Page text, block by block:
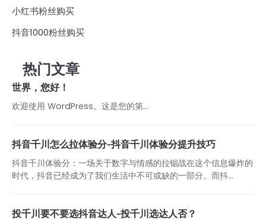
小红书粉丝购买
抖音1000粉丝购买
热门文章
世界，您好！
欢迎使用 WordPress。这是您的第…
抖音千川怎么拉体验分-抖音千川体验分提升技巧
抖音千川体验分：一场关于数字与情感的拉锯战在这个信息爆炸的
时代，抖音已经成为了我们生活中不可或缺的一部分。而抖...
投千川要不要选抖音达人-投千川选达人否？